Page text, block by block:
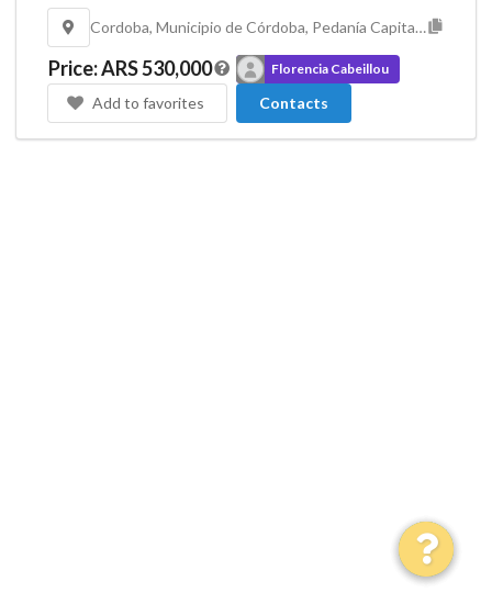
Cordoba, Municipio de Córdoba, Pedanía Capital, Departamento Capital, Córdoba, X5000, Argentina
Price:ARS 530,000
Add to favorites
Florencia Cabeillou
Contacts